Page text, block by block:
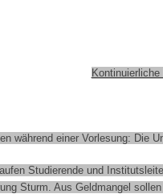
während einer Vorlesung: Die
Studierende und
Sturm. Aus Geldmangel